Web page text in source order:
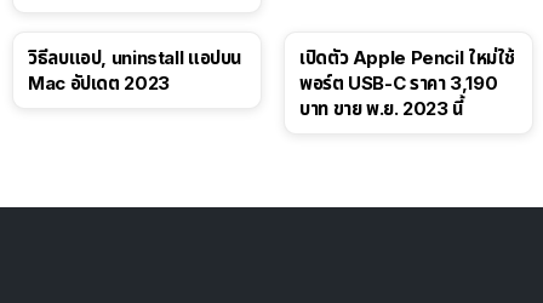
วิธีลบแอป, uninstall แอปบน
Mac อัปเดต 2023
เปิดตัว Apple Pencil ใหม่ใช้
พอร์ต USB-C ราคา 3,190
บาท ขาย พ.ย. 2023 นี้